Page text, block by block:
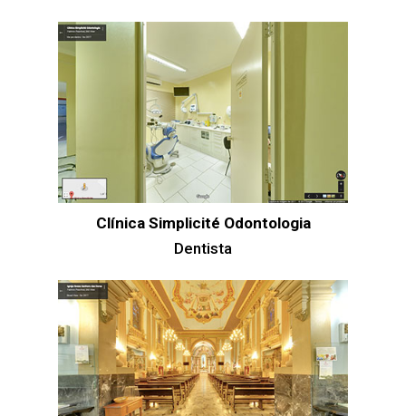
Clínica Simplicité Odontologia
Dentista